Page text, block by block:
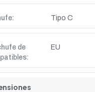
Tipo C
de
EU